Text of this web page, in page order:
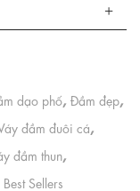
dạo phố, Đầm đẹp,
đầm đuôi cá,
đầm thun,
Best Sellers